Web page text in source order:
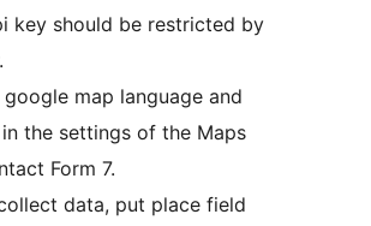
key should be restricted by
map language and
the settings of the Maps
Form 7.
data, put place field